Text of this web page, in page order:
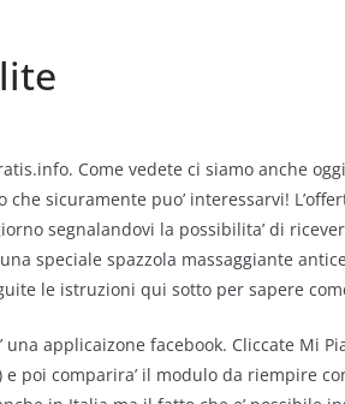
Come vedete ci siamo anche
sicuramente puo’ interessarvi!
segnalandovi la possibilita’ di
speciale spazzola massaggiante
le istruzioni qui sotto per sapere
una applicaizone facebook. Cliccate Mi
poi comparira’ il modulo da riempire